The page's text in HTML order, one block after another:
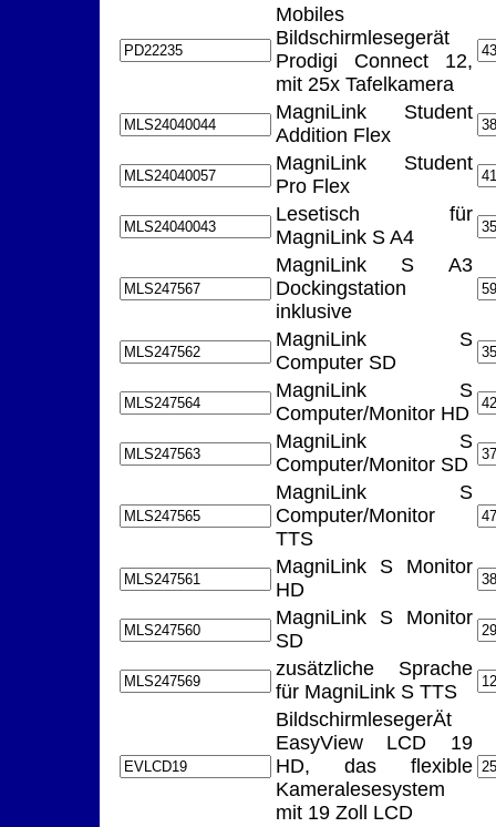
Mobiles
Bildschirmlesegerät
Prodigi Connect 12,
mit 25x Tafelkamera
MagniLink Student
Addition Flex
MagniLink Student
Pro Flex
Lesetisch für
MagniLink S A4
MagniLink S A3
Dockingstation
inklusive
MagniLink S
Computer SD
MagniLink S
Computer/Monitor HD
MagniLink S
Computer/Monitor SD
MagniLink S
Computer/Monitor
TTS
MagniLink S Monitor
HD
MagniLink S Monitor
SD
zusätzliche Sprache
für MagniLink S TTS
BildschirmlesegerÄt
EasyView LCD 19
HD, das flexible
Kameralesesystem
mit 19 Zoll LCD